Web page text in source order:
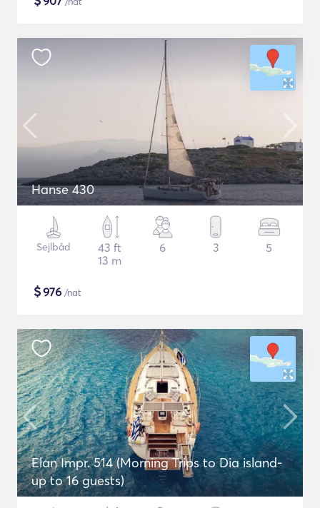
Hanse 430
Sejlbåd
43 ft
13 m
6 3 5
$976 /nat
Elan Impr. 514 (Morning Trips to Dia island-
up to 16 guests)